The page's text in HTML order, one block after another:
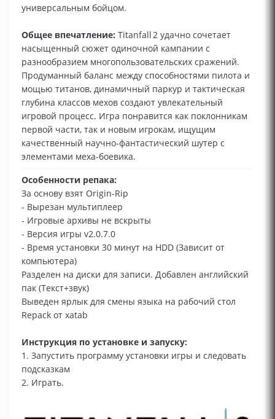
универсальным бойцом.
Общее впечатление: Titanfall 2 удачно сочетает
насыщенный сюжет одиночной кампании с
разнообразием многопользовательских сражений.
Продуманный баланс между способностями пилота и
мощью титанов, динамичный паркур и тактическая
глубина классов мехов создают увлекательный
игровой процесс. Игра понравится как поклонникам
первой части, так и новым игрокам, ищущим
качественный научно‑фантастический шутер с
элементами меха‑боевика.
Особенности репака:
За основу взят Origin-Rip
- Вырезан мультиплеер
- Игровые архивы не вскрыты
- Версия игры v2.0.7.0
- Время установки 30 минут на HDD (Зависит от
компьютера)
Разделен на диски для записи. Добавлен английский
пак (Текст+звук)
Выведен ярлык для смены языка на рабочий стол
Repack от xatab
Инструкция по установке и запуску:
1. Запустить программу установки игры и следовать
подсказкам
2. Играть.